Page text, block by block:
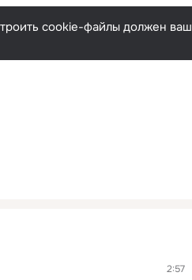
cookie-файлы должен ваш
2:57